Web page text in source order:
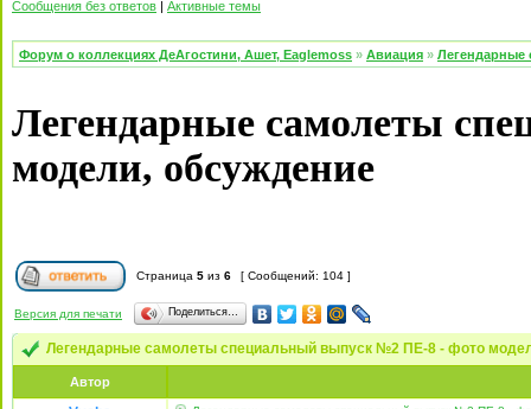
Сообщения без ответов | Активные темы
Форум о коллекциях ДеАгостини, Ашет, Eaglemoss » Авиация » Легендарные
Легендарные самолеты
модели, обсуждение
Страница 5 из 6 [ Сообщений: 104 ]
Версия для печати Поделиться…
Легендарные самолеты специальный выпуск №2 ПЕ-8 - фото
Автор